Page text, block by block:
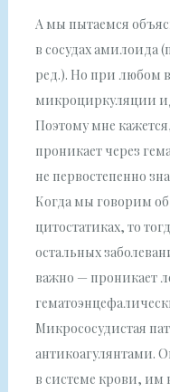
А мы пытаемся
в сосудах амилоида
ред.). Но при любом
микроциркуляции
Поэтому мне
проникает через
не первостепенно
Когда мы говорим
цитостатиках, то
остальных
важно — проникает
Микрососудистая
антикоагулянтами.
в системе крови, им